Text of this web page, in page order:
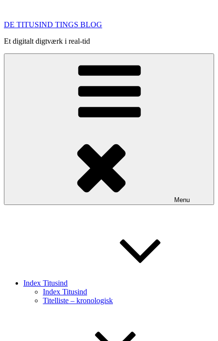
indhold
DE TITUSIND TINGS BLOG
Et digitalt digtværk i real-tid
Menu
Index Titusind
Index Titusind
Titelliste – kronologisk